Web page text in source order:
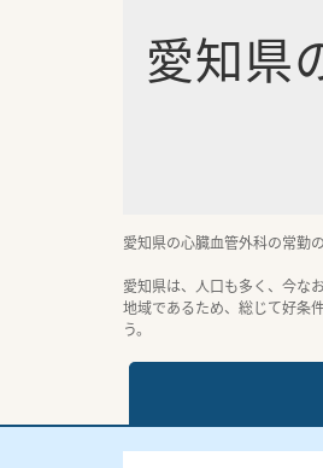
愛知県
愛知県の心臓血管外科の常勤
愛知県は、人口も多く、今な
地域であるため、総じて好条
う。